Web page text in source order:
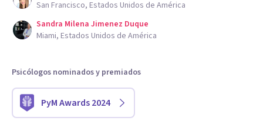
San Francisco, Estados Unidos de América
Sandra Milena Jimenez Duque
Miami, Estados Unidos de América
Psicólogos nominados y premiados
PyM Awards 2024